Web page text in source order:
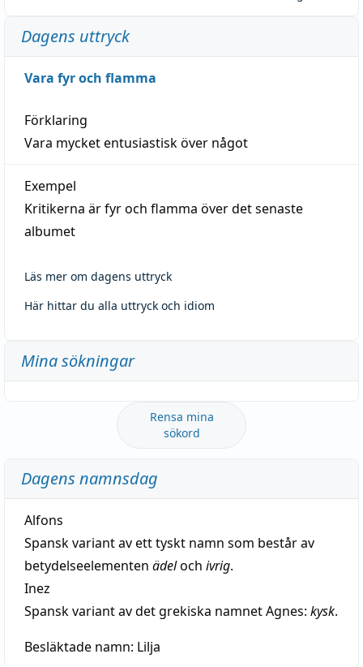
Dagens uttryck
Vara fyr och flamma
Förklaring
Vara mycket entusiastisk över något
Exempel
Kritikerna är fyr och flamma över det senaste
albumet
Läs mer om dagens uttryck
Här hittar du alla uttryck och idiom
Mina sökningar
Rensa mina
sökord
Dagens namnsdag
Alfons
Spansk variant av ett tyskt namn som består av
betydelseelementen ädeloch ivrig.
Inez
Spansk variant av det grekiska namnet Agnes: kysk.
Besläktade namn: Lilja